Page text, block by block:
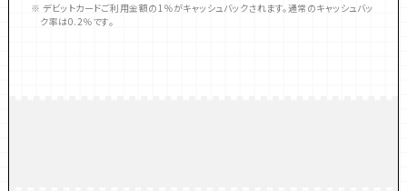
※ デビットカードご利用金額の1％がキャッシュバックされます。通常のキャッシュバッ
ク率は0.2％です。